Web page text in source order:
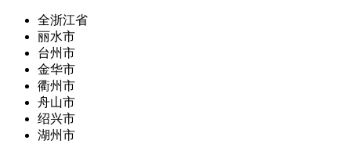
全浙江省
丽水市
台州市
金华市
衢州市
舟山市
绍兴市
湖州市